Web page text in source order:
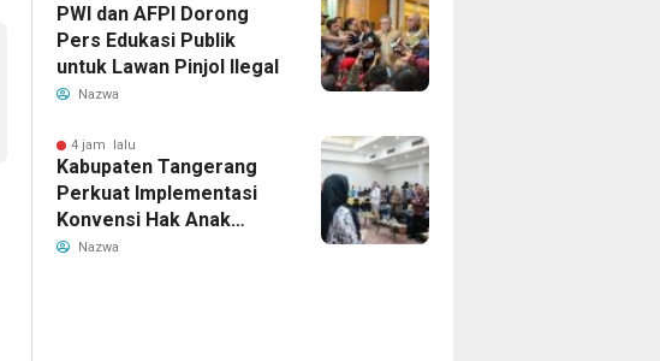
PWI dan AFPI Dorong
Pers Edukasi Publik
untuk Lawan Pinjol Ilegal
Nazwa
4 jam lalu
Kabupaten Tangerang
Perkuat Implementasi
Konvensi Hak Anak
Lewat Pelatihan
Nazwa